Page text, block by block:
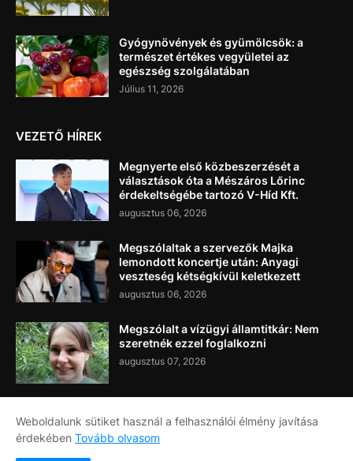
Gyógynövények és gyümölcsök: a
természet értékes vegyületei az
egészség szolgálatában
Július 11, 2026
VEZETŐ HÍREK
Megnyerte első közbeszerzését a
választások óta a Mészáros Lőrinc
érdekeltségébe tartozó V-Híd Kft.
augusztus 06, 2026
Megszólaltak a szervezők Majka
lemondott koncertje után: Anyagi
veszteség kétségkívül keletkezett
augusztus 06, 2026
Megszólalt a vízügyi államtitkár: Nem
szeretnék ezzel foglalkozni
augusztus 07, 2026
Címlap Rólunk
Weboldalunk sütiket használ a felhasználói élmény javítása
érdekében Tovább olvasom